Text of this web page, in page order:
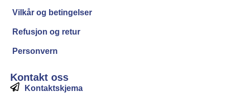
Vilkår og betingelser
Refusjon og retur
Personvern
Kontakt oss
Kontaktskjema